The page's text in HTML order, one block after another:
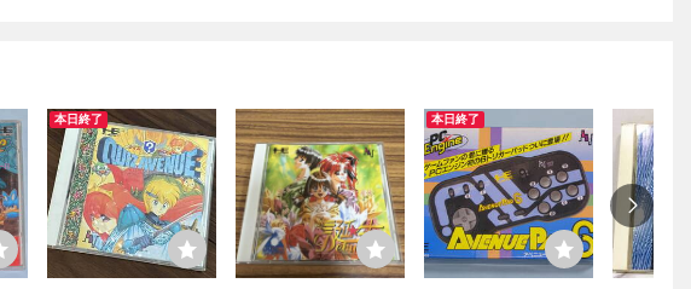
本日終了 本日終了